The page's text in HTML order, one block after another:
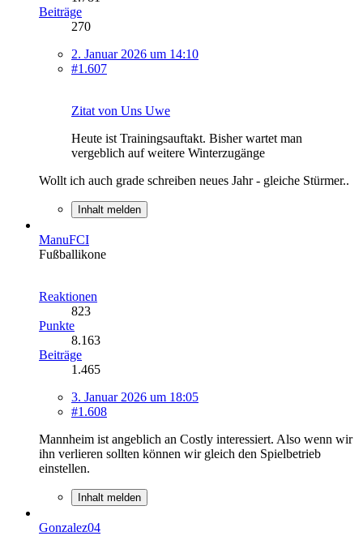
Beiträge
270
2. Januar 2026 um 14:10
#1.607
Zitat von Uns Uwe
Heute ist Trainingsauftakt. Bisher wartet man
vergeblich auf weitere Winterzugänge
Wollt ich auch grade schreiben neues Jahr - gleiche Stürmer..
Inhalt melden
ManuFCI
Fußballikone
Reaktionen
823
Punkte
8.163
Beiträge
1.465
3. Januar 2026 um 18:05
#1.608
Mannheim ist angeblich an Costly interessiert. Also wenn wir
ihn verlieren sollten können wir gleich den Spielbetrieb
einstellen.
Inhalt melden
Gonzalez04